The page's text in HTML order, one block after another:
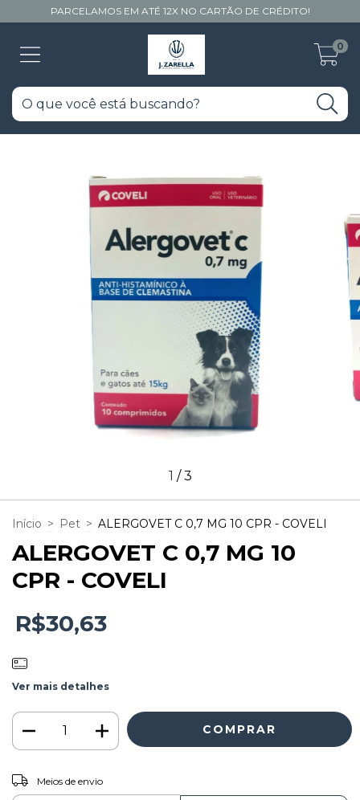
PARCELAMOS EM ATÉ 12X NO CARTÃO DE CRÉDITO!
0
1 /3
Início > Pet > ALERGOVET C 0,7 MG 10 CPR - COVELI
ALERGOVET C 0,7 MG 10
CPR - COVELI
R$30,63
Ver mais detalhes
Entregas para o CEP:
Meios de envio